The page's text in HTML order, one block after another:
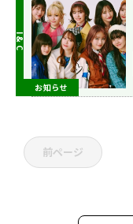
お知らせ
前ページ